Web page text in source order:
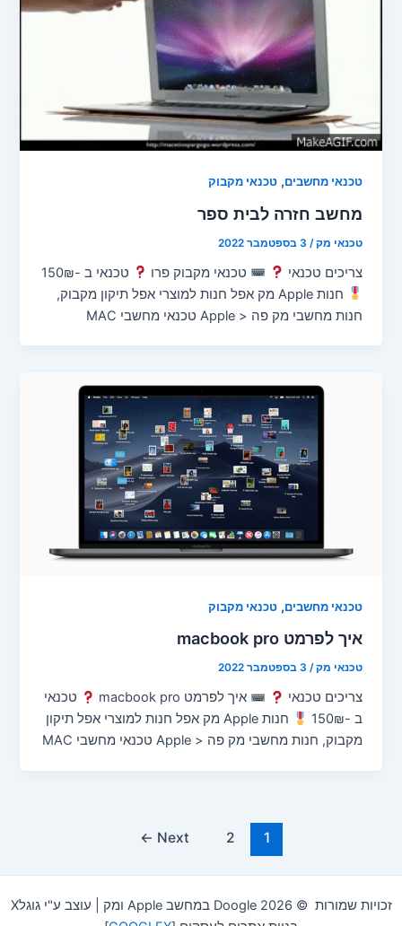
טכנאי מחשבים,טכנאי מקבוק
מחשב חזרה לבית ספר
טכנאי מק/ 3 בספטמבר 2022
צריכים טכנאי טכנאי מקבוק פרו
טכנאי ב -150₪
חנות Apple מק אפל חנות למוצרי אפל תיקון מקבוק,
חנות מחשבי מק פה < Apple טכנאי מחשבי MAC
טכנאי מחשבים,טכנאי מקבוק
איך לפרמט macbook pro
טכנאי מק/ 3 בספטמבר 2022
צריכים טכנאי איך לפרמט macbook pro
טכנאי
ב -150₪
חנות Apple מק אפל חנות למוצרי אפל תיקון
מקבוק, חנות מחשבי מק פה < Apple טכנאי מחשבי MAC
1
2
Next
←
זכויות שמורות © 2026 Doogle במחשב Apple ומק | עוצב ע"י גוגלX